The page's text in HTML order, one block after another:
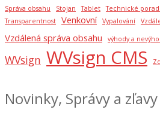
Správa obsahu
Stojan Tablet Technické
Transparentnost Venkovní Vypalování
Vzdálená správa obsahu výhody a
WVsign WVsign CMS
Novinky, Správy a zľavy